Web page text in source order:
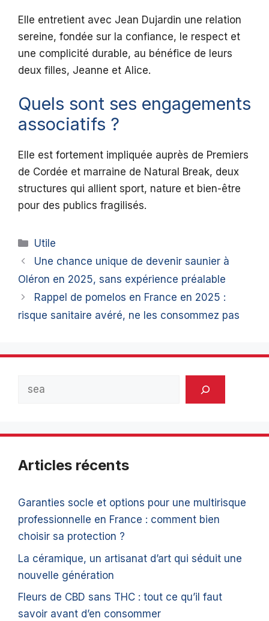
Elle entretient avec Jean Dujardin une relation
sereine, fondée sur la confiance, le respect et
une complicité durable, au bénéfice de leurs
deux filles, Jeanne et Alice.
Quels sont ses engagements
associatifs ?
Elle est fortement impliquée auprès de Premiers
de Cordée et marraine de Natural Break, deux
structures qui allient sport, nature et bien-être
pour des publics fragilisés.
Catégories
Utile
Une chance unique de devenir saunier à
Oléron en 2025, sans expérience préalable
Rappel de pomelos en France en 2025 :
risque sanitaire avéré, ne les consommez pas
Articles récents
Garanties socle et options pour une multirisque
professionnelle en France : comment bien
choisir sa protection ?
La céramique, un artisanat d’art qui séduit une
nouvelle génération
Fleurs de CBD sans THC : tout ce qu’il faut
savoir avant d’en consommer